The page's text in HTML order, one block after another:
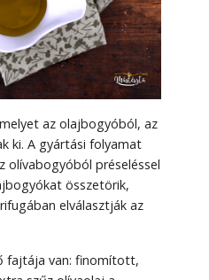
az olajbogyóból, az
ki. A gyártási folyamat
olívabogyóból préseléssel
összetörik,
elválasztják az
fajtája van: finomított,